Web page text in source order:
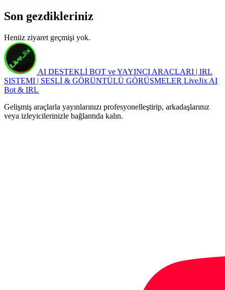
Son gezdikleriniz
Henüz ziyaret geçmişi yok.
AI DESTEKLİ BOT ve YAYINCI ARAÇLARI | IRL
SISTEMI | SESLİ & GÖRÜNTÜLÜ GÖRÜŞMELER LiveJix AI
Bot & IRL
Gelişmiş araçlarla yayınlarınızı profesyonelleştirip, arkadaşlarınız
veya izleyicilerinizle bağlantıda kalın.